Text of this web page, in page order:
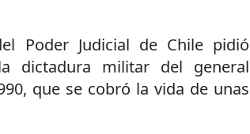
Poder Judicial de Chile pidió
dictadura militar del general
que se cobró la vida de unas